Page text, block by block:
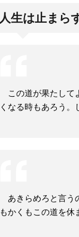
人生は止まら
この道が果たして
くなる時もあろう。
あきらめろと言う
もかくもこの道を休